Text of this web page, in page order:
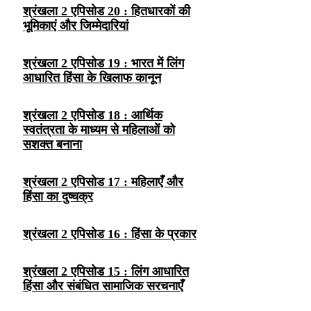
श्रंखला 2 एपिसोड 20 : हितधारकों की
भूमिकाएं और जिम्मेदारियां
श्रंखला 2 एपिसोड 19 : भारत में लिंग
आधारित हिंसा के खिलाफ कानून
श्रंखला 2 एपिसोड 18 : आर्थिक
स्वतंत्रता के माध्यम से महिलाओं को
सशक्त बनाना
श्रंखला 2 एपिसोड 17 : महिलाएँ और
हिंसा का दुष्चक्र
श्रंखला 2 एपिसोड 16 : हिंसा के प्रकार
श्रंखला 2 एपिसोड 15 : लिंग आधारित
हिंसा और संबंधित सामाजिक सरचनाएँ